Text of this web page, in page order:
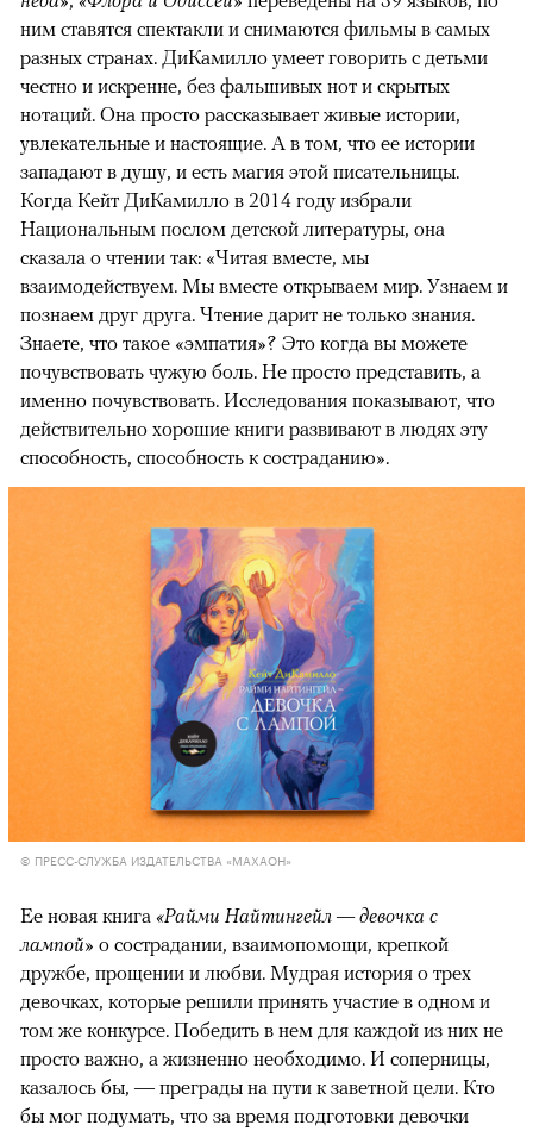
ним ставятся спектакли и снимаются фильмы в самых
разных странах. ДиКамилло умеет говорить с детьми
честно и искренне, без фальшивых нот и скрытых
нотаций. Она просто рассказывает живые истории,
увлекательные и настоящие. А в том, что ее истории
западают в душу, и есть магия этой писательницы.
Когда Кейт ДиКамилло в 2014 году избрали
Национальным послом детской литературы, она
сказала о чтении так: «Читая вместе, мы
взаимодействуем. Мы вместе открываем мир. Узнаем и
познаем друг друга. Чтение дарит не только знания.
Знаете, что такое «эмпатия»? Это когда вы можете
почувствовать чужую боль. Не просто представить, а
именно почувствовать. Исследования показывают, что
действительно хорошие книги развивают в людях эту
способность, способность к состраданию».
© ПРЕСС-СЛУЖБА ИЗДАТЕЛЬСТВА «МАХАОН»
Ее новая книга «Райми Найтингейл — девочка с
лампой» о сострадании, взаимопомощи, крепкой
дружбе, прощении и любви. Мудрая история о трех
девочках, которые решили принять участие в одном и
том же конкурсе. Победить в нем для каждой из них не
просто важно, а жизненно необходимо. И соперницы,
казалось бы, — преграды на пути к заветной цели. Кто
бы мог подумать, что за время подготовки девочки